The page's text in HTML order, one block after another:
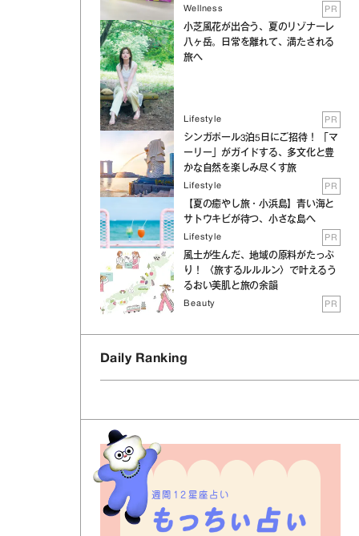
Wellness PR
小芝風花が出合う、夏のリゾナーレ
八ヶ岳。日常を離れて、満たされる
旅へ
Lifestyle PR
シンガポール3泊5日にご招待！ 「マ
ーリー」がガイドする、多文化と豊
かな自然を楽しみ尽くす旅
Lifestyle PR
【夏の癒やし旅・小浜島】青い海と
サトウキビが待つ、小さな島へ
Lifestyle PR
風土が生んだ、地域の原料がたっぷ
り！ 〈旅するルルルン〉で叶えるう
るおい美肌と旅の余韻
Beauty PR
Daily Ranking
週間12星座占い